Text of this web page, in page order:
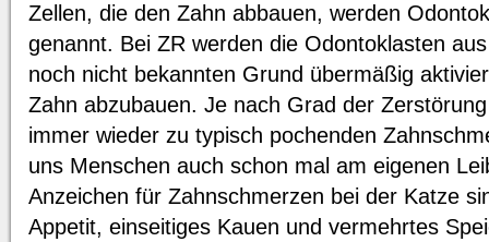
Zellen, die den Zahn abbauen, werden
genannt. Bei ZR werden die Odontoklasten
noch nicht bekannten Grund übermäßig
Zahn abzubauen. Je nach Grad der
immer wieder zu typisch pochenden
uns Menschen auch schon mal am eigenen
Anzeichen für Zahnschmerzen bei der Katze
Appetit, einseitiges Kauen und vermehrtes